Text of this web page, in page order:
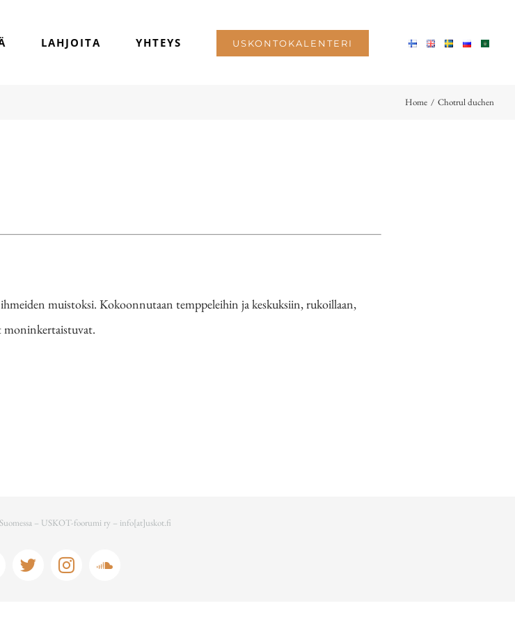
LAHJOITA YHTEYS USKONTOKALENTERI
Home / Chotrul duchen
muistoksi. Kokoonnutaan temppeleihin ja keskuksiin, rukoillaan,
moninkertaistuvat.
– USKOT-foorumi ry – info[at]uskot.fi
Facebook
TwitterInstagramSoundcloud